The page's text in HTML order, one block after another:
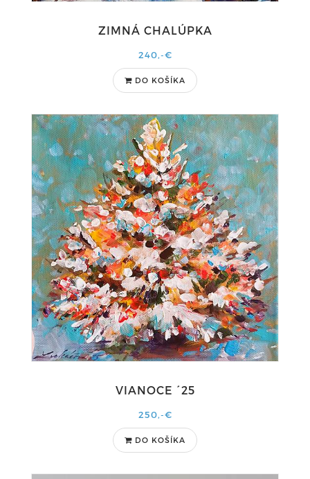
ZIMNÁ CHALÚPKA
240,-€
DO KOŠÍKA
VIANOCE ´25
250,-€
DO KOŠÍKA